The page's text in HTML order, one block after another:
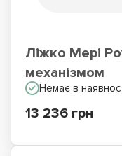
Ліжко Мері
механізмом
Немає в
13 236 грн